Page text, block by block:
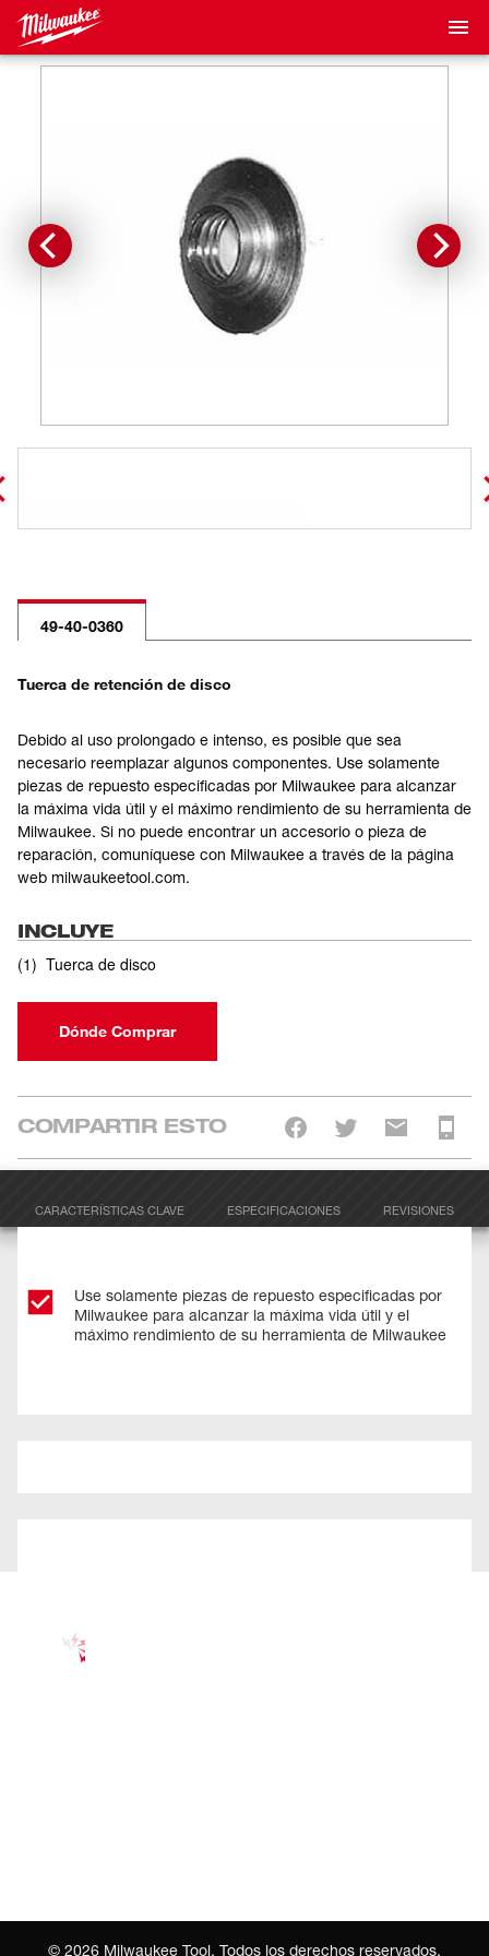
49-40-0360
Tuerca de retención de disco
Debido al uso prolongado e intenso, es posible que sea
necesario reemplazar algunos componentes. Use solamente
piezas de repuesto especificadas por Milwaukee para alcanzar
la máxima vida útil y el máximo rendimiento de su herramienta de
Milwaukee. Si no puede encontrar un accesorio o pieza de
reparación, comuníquese con Milwaukee a través de la página
web milwaukeetool.com.
INCLUYE
(1) Tuerca de disco
Dónde Comprar
COMPARTIR ESTO
CARACTERÍSTICAS CLAVE ESPECIFICACIONES REVISIONES
Use solamente piezas de repuesto especificadas por
Milwaukee para alcanzar la máxima vida útil y el
máximo rendimiento de su herramienta de Milwaukee
© 2026 Milwaukee Tool. Todos los derechos reservados.